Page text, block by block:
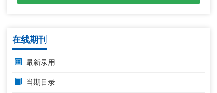
在线期刊
最新录用
当期目录